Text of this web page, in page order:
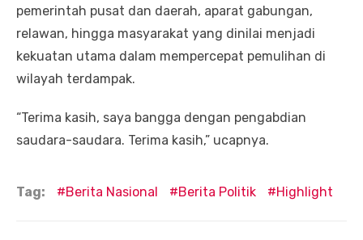
pemerintah pusat dan daerah, aparat gabungan,
relawan, hingga masyarakat yang dinilai menjadi
kekuatan utama dalam mempercepat pemulihan di
wilayah terdampak.
“Terima kasih, saya bangga dengan pengabdian
saudara-saudara. Terima kasih,” ucapnya.
Tag: Berita Nasional Berita Politik Highlight